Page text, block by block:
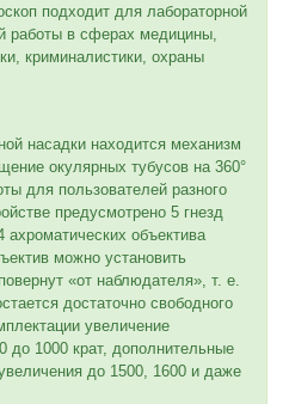
подходит для лабораторной
работы в сферах медицины,
криминалистики, охраны
насадки находится механизм
окулярных тубусов на 360°
для пользователей разного
предусмотрено 5 гнезд
ахроматических объектива
можно установить
«от наблюдателя», т. е.
достаточно свободного
увеличение
до 1000 крат, дополнительные
до 1500, 1600 и даже